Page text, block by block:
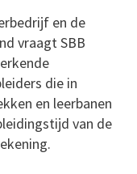
en de
vraagt SBB
die in
en leerbanen
van de